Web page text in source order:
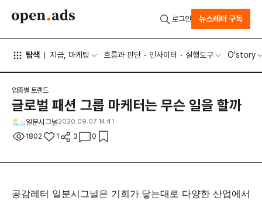
탐색 지금, 마케팅 흐름과 판단 인사이터 실행도구 O'story
로그인 뉴스레터 구독
업종별 트렌드
글로벌 패션 그룹 마케터는 무슨 일을 할까
일분시그널2020.09.07 14:41
1802 1 3 0
공감레터 일분시그널은 기회가 닿는대로 다양한 산업에서